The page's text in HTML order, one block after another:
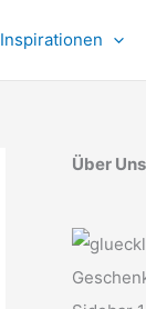
Inspirationen
Über